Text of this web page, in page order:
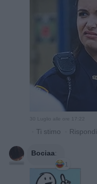
30 Luglio alle ore 17:22
· Ti stimo · Rispondi
Bociaa:
1